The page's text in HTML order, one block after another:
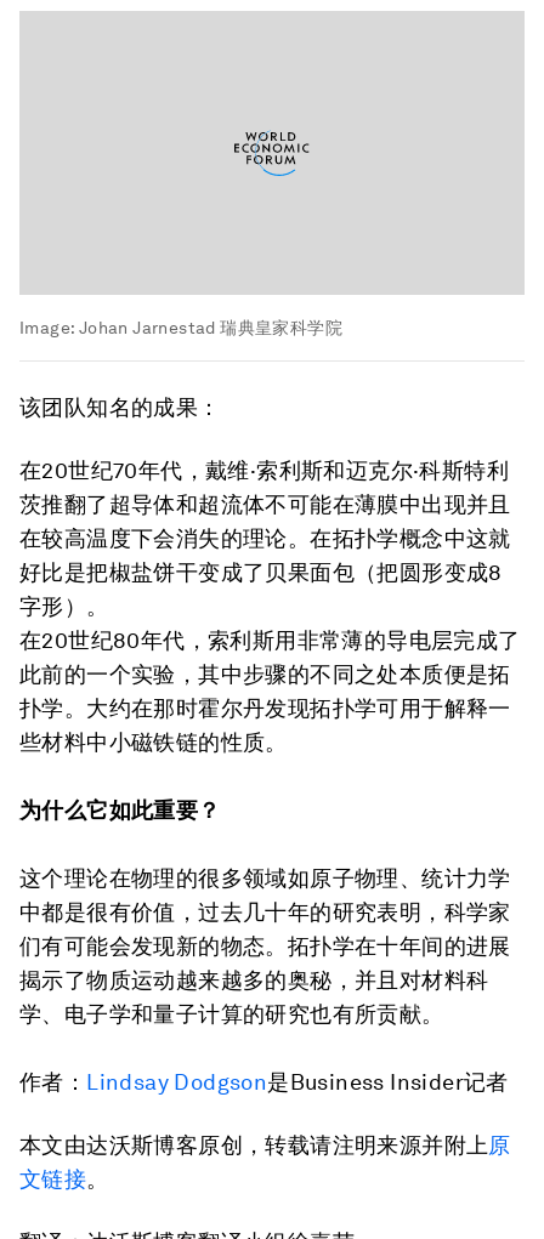
Image: Johan Jarnestad 瑞典皇家科学院
该团队知名的成果：
在20世纪70年代，戴维·索利斯和迈克尔·科斯特利
茨推翻了超导体和超流体不可能在薄膜中出现并且
在较高温度下会消失的理论。在拓扑学概念中这就
好比是把椒盐饼干变成了贝果面包（把圆形变成8
字形）。
在20世纪80年代，索利斯用非常薄的导电层完成了
此前的一个实验，其中步骤的不同之处本质便是拓
扑学。大约在那时霍尔丹发现拓扑学可用于解释一
些材料中小磁铁链的性质。
为什么它如此重要？
这个理论在物理的很多领域如原子物理、统计力学
中都是很有价值，过去几十年的研究表明，科学家
们有可能会发现新的物态。拓扑学在十年间的进展
揭示了物质运动越来越多的奥秘，并且对材料科
学、电子学和量子计算的研究也有所贡献。
作者： Lindsay Dodgson是Business Insider记者
本文由达沃斯博客原创，转载请注明来源并附上原
文链接。